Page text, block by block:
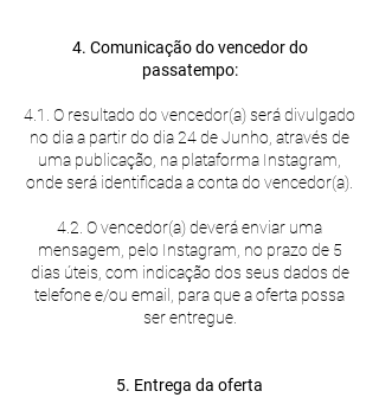
4. Comunicação do vencedor do
passatempo:
4.1. O resultado do vencedor(a) será divulgado
no dia a partir do dia 24 de Junho, através de
uma publicação, na plataforma Instagram,
onde será identificada a conta do vencedor(a).
4.2. O vencedor(a) deverá enviar uma
mensagem, pelo Instagram, no prazo de 5
dias úteis, com indicação dos seus dados de
telefone e/ou email, para que a oferta possa
ser entregue.
5. Entrega da oferta